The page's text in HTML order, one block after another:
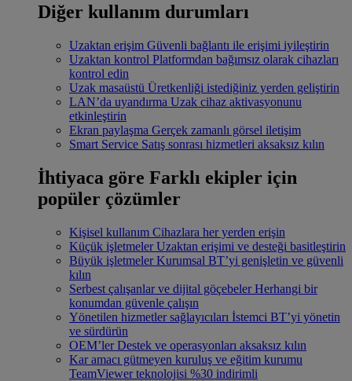
Diğer kullanım durumları
Uzaktan erişim Güvenli bağlantı ile erişimi iyileştirin
Uzaktan kontrol Platformdan bağımsız olarak cihazları
kontrol edin
Uzak masaüstü Üretkenliği istediğiniz yerden geliştirin
LAN’da uyandırma Uzak cihaz aktivasyonunu
etkinleştirin
Ekran paylaşma Gerçek zamanlı görsel iletişim
Smart Service Satış sonrası hizmetleri aksaksız kılın
İhtiyaca göre Farklı ekipler için
popüler çözümler
Kişisel kullanım Cihazlara her yerden erişin
Küçük işletmeler Uzaktan erişimi ve desteği basitleştirin
Büyük işletmeler Kurumsal BT’yi genişletin ve güvenli
kılın
Serbest çalışanlar ve dijital göçebeler Herhangi bir
konumdan güvenle çalışın
Yönetilen hizmetler sağlayıcıları İstemci BT’yi yönetin
ve sürdürün
OEM’ler Destek ve operasyonları aksaksız kılın
Kar amacı gütmeyen kuruluş ve eğitim kurumu
TeamViewer teknolojisi %30 indirimli